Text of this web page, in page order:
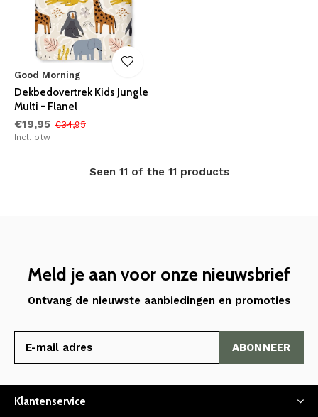
Good Morning
Dekbedovertrek Kids Jungle
Multi - Flanel
€19,95 €34,95
Incl. btw
Seen 11 of the 11 products
Meld je aan voor onze nieuwsbrief
Ontvang de nieuwste aanbiedingen en promoties
ABONNEER
Klantenservice